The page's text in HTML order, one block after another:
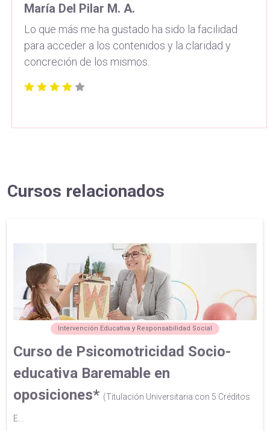
María Del Pilar M. A.
Lo que más me ha gustado ha sido la facilidad
para acceder a los contenidos y la claridad y
concreción de los mismos.
Cursos relacionados
Intervención Educativa y Responsabilidad Social
Curso de Psicomotricidad Socio-
educativa Baremable en
oposiciones* (Titulación Universitaria con 5 Créditos
E...